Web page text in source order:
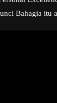
Bahagia itu